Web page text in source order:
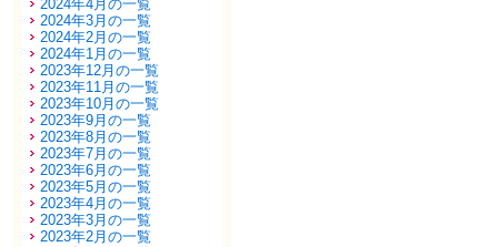
2024年4月の一覧
2024年3月の一覧
2024年2月の一覧
2024年1月の一覧
2023年12月の一覧
2023年11月の一覧
2023年10月の一覧
2023年9月の一覧
2023年8月の一覧
2023年7月の一覧
2023年6月の一覧
2023年5月の一覧
2023年4月の一覧
2023年3月の一覧
2023年2月の一覧